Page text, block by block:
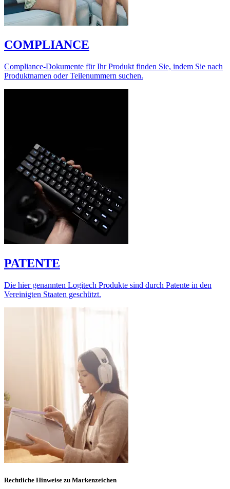
COMPLIANCE
Compliance-Dokumente für Ihr Produkt finden Sie, indem Sie nach
Produktnamen oder Teilenummern suchen.
PATENTE
Die hier genannten Logitech Produkte sind durch Patente in den
Vereinigten Staaten geschützt.
Rechtliche Hinweise zu Markenzeichen